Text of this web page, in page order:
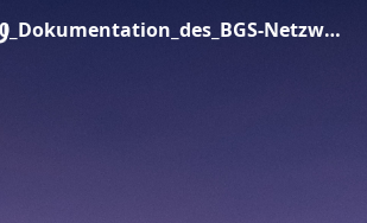
2023-10_Dokumentation_des_BGS-Netzwerktreffens_vom_20-09-2023.pdf